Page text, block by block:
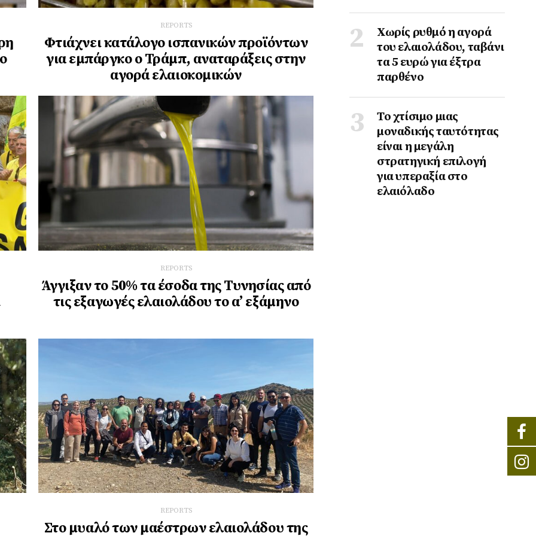
REPORTS
Φτιάχνει κατάλογο ισπανικών προϊόντων
για εμπάργκο ο Τράμπ, αναταράξεις στην
αγορά ελαιοκομικών
REPORTS
Άγγιξαν το 50% τα έσοδα της Τυνησίας από
τις εξαγωγές ελαιολάδου το α’ εξάμηνο
REPORTS
Στο μυαλό των μαέστρων ελαιολάδου της
Χωρίς ρυθμό η αγορά
του ελαιολάδου, ταβάνι
τα 5 ευρώ για έξτρα
παρθένο
Το χτίσιμο μιας
μοναδικής ταυτότητας
είναι η μεγάλη
στρατηγική επιλογή
για υπεραξία στο
ελαιόλαδο